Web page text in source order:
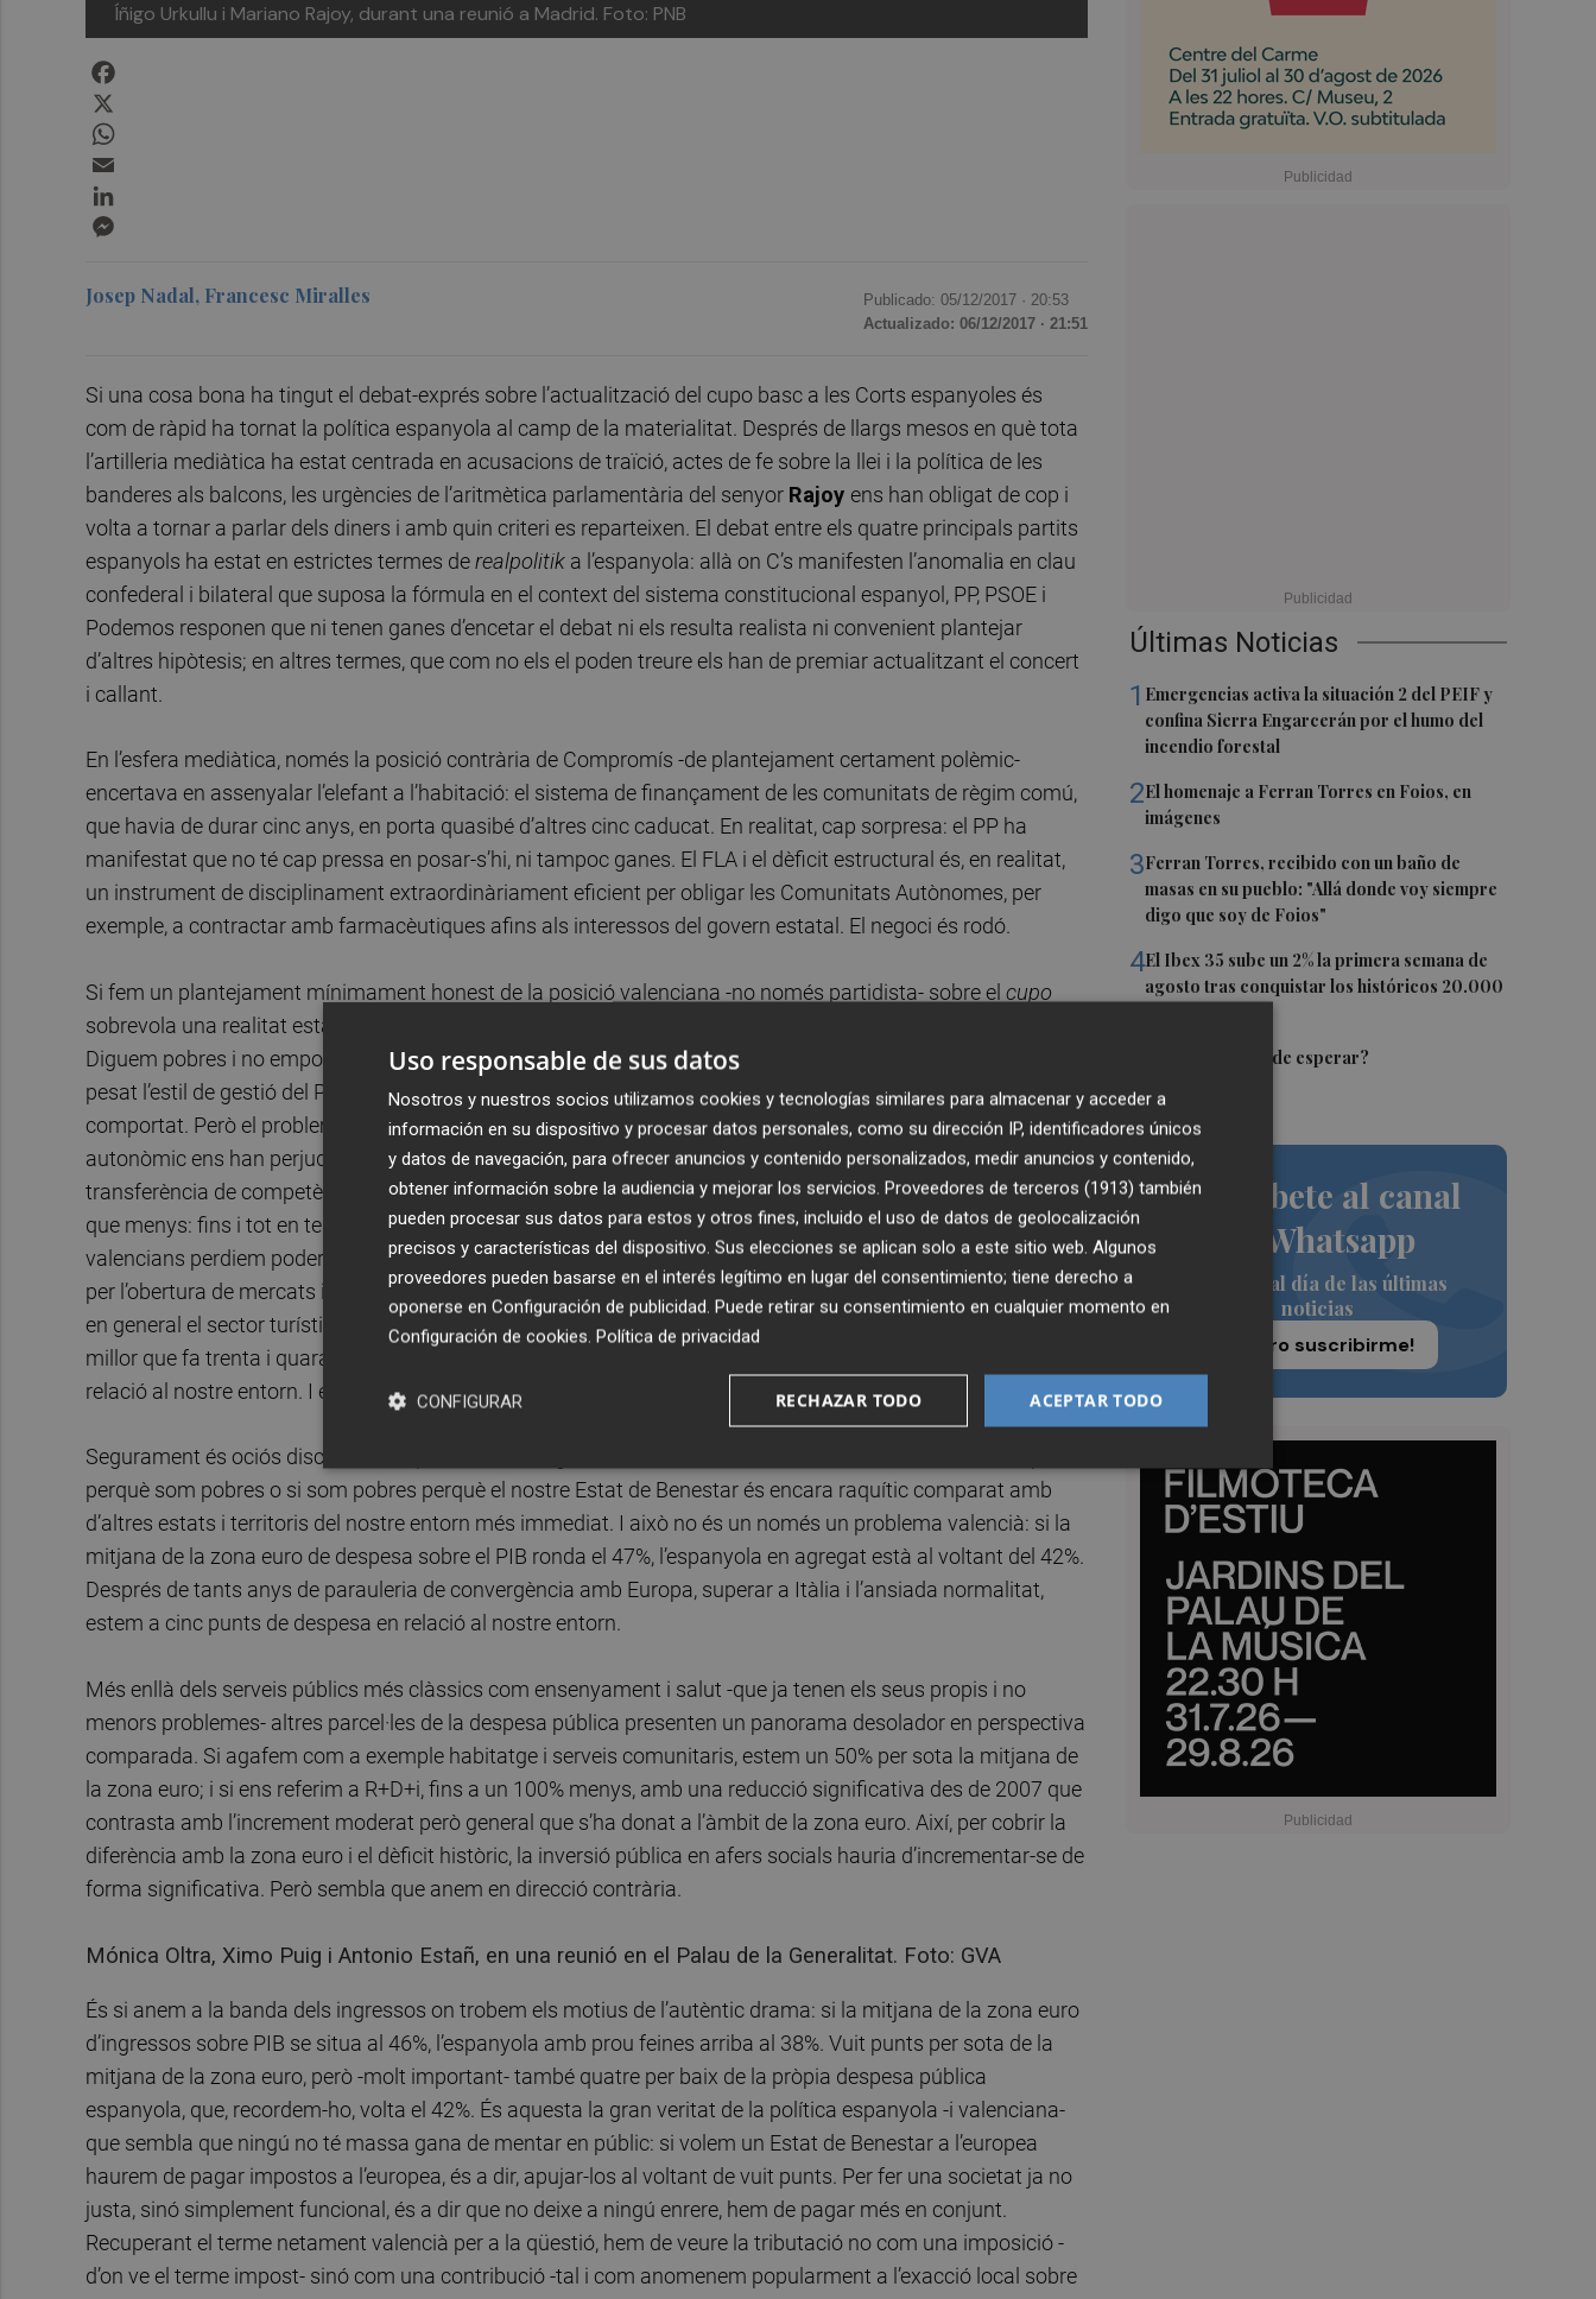
Íñigo Urkullu i Mariano Rajoy, durant una reunió a Madrid. Foto: PNB
Últimas Noticias
1 Emergencias activa la situación 2 del PEIF y
confina Sierra Engarcerán por el humo del
incendio forestal
2El homenaje a Ferran Torres en Foios, en
imágenes
3Ferran Torres, recibido con un baño de
masas en su pueblo: "Allá donde voy siempre
digo que soy de Foios"
4El Ibex 35 sube un 2% la primera semana de
agosto tras conquistar los históricos 20.000
¿El Pacífico puede esperar?
Suscríbete al canal
de Whatsapp
Siempre al día de las últimas
noticias
¡Quiero suscribirme!
Josep Nadal, Francesc Miralles Publicado: 05/12/2017 · 20:53
Actualizado: 06/12/2017 · 21:51
Si una cosa bona ha tingut el debat-exprés sobre l’actualització del cupo basc a les Corts espanyoles és
com de ràpid ha tornat la política espanyola al camp de la materialitat. Després de llargs mesos en què tota
l’artilleria mediàtica ha estat centrada en acusacions de traïció, actes de fe sobre la llei i la política de les
banderes als balcons, les urgències de l’aritmètica parlamentària del senyor Rajoy ens han obligat de cop i
volta a tornar a parlar dels diners i amb quin criteri es reparteixen. El debat entre els quatre principals partits
espanyols ha estat en estrictes termes derealpolitik a l’espanyola: allà on C’s manifesten l’anomalia en clau
confederal i bilateral que suposa la fórmula en el context del sistema constitucional espanyol, PP, PSOE i
Podemos responen que ni tenen ganes d’encetar el debat ni els resulta realista ni convenient plantejar
d’altres hipòtesis; en altres termes, que com no els el poden treure els han de premiar actualitzant el concert
i callant.
En l’esfera mediàtica, només la posició contrària de Compromís -de plantejament certament polèmic-
encertava en assenyalar l’elefant a l’habitació: el sistema de finançament de les comunitats de règim comú,
que havia de durar cinc anys, en porta quasibé d’altres cinc caducat. En realitat, cap sorpresa: el PP ha
manifestat que no té cap pressa en posar-s’hi, ni tampoc ganes. El FLA i el dèficit estructural és, en realitat,
un instrument de disciplinament extraordinàriament eficient per obligar les Comunitats Autònomes, per
exemple, a contractar amb farmacèutiques afins als interessos del govern estatal. El negoci és rodó.
Si fem un plantejament mínimament honest de la posició valenciana -no només partidista- sobre el cupo
sobrevola una realitat estadística que ningú no planteja obertament i en veu alta: els valencians som pobres.
Diguem pobres i no empobrits, per bé que també és cert: la crisi ens ha afectat negativament. També ha
pesat l’estil de gestió del Partit Popular en les últimes dècades, i la hipoteca econòmica i reputacional que ha
comportat. Però el problema ve de més enllà: és ben cert que els successius sistemes de finançament
autonòmic ens han perjudicat; també el càlcul de les inversions de l’Estat i els béns a l’hora de la
transferència de competències i diversos motius que ja s’han explicat moltes vegades. Però també d’altres
que menys: fins i tot en temps de bonança econòmica, de la gran bombolla de finals dels 90 i els 2000 els
valencians perdiem poder adquisitiu. Hi poden pesar molts factors: el desmantellament del teixit industrial
per l’obertura de mercats i les condicions d’entrada a la UE, els efectes de la implantació de l’euro o el fet que
en general el sector turístic i immobiliari genera llocs de treball de baixos salaris i baixa qualificació. Si, vivim
millor que fa trenta i quaranta anys en termes absoluts, però no hem parat de perdre pes econòmic en
relació al nostre entorn. I en parlem molt poc.
Segurament és ociós discutir si fou primer l’ou o la gallina: si tenim un Estat de Benestar subdesenvolupat
perquè som pobres o si som pobres perquè el nostre Estat de Benestar és encara raquític comparat amb
d’altres estats i territoris del nostre entorn més immediat. I això no és un només un problema valencià: si la
mitjana de la zona euro de despesa sobre el PIB ronda el 47%, l’espanyola en agregat està al voltant del 42%.
Després de tants anys de parauleria de convergència amb Europa, superar a Itàlia i l’ansiada normalitat,
estem a cinc punts de despesa en relació al nostre entorn.
Més enllà dels serveis públics més clàssics com ensenyament i salut -que ja tenen els seus propis i no
menors problemes- altres parcel·les de la despesa pública presenten un panorama desolador en perspectiva
comparada. Si agafem com a exemple habitatge i serveis comunitaris, estem un 50% per sota la mitjana de
la zona euro; i si ens referim a R+D+i, fins a un 100% menys, amb una reducció significativa des de 2007 que
contrasta amb l’increment moderat però general que s’ha donat a l’àmbit de la zona euro. Així, per cobrir la
diferència amb la zona euro i el dèficit històric, la inversió pública en afers socials hauria d’incrementar-se de
forma significativa. Però sembla que anem en direcció contrària.
Mónica Oltra, Ximo Puig i Antonio Estañ, en una reunió en el Palau de la Generalitat. Foto: GVA
És si anem a la banda dels ingressos on trobem els motius de l’autèntic drama: si la mitjana de la zona euro
d’ingressos sobre PIB se situa al 46%, l’espanyola amb prou feines arriba al 38%. Vuit punts per sota de la
mitjana de la zona euro, però -molt important- també quatre per baix de la pròpia despesa pública
espanyola, que, recordem-ho, volta el 42%. És aquesta la gran veritat de la política espanyola -i valenciana-
que sembla que ningú no té massa gana de mentar en públic: si volem un Estat de Benestar a l’europea
haurem de pagar impostos a l’europea, és a dir, apujar-los al voltant de vuit punts. Per fer una societat ja no
justa, sinó simplement funcional, és a dir que no deixe a ningú enrere, hem de pagar més en conjunt.
Recuperant el terme netament valencià per a la qüestió, hem de veure la tributació no com una imposició -
d’on ve el terme impost- sinó com una contribució -tal i com anomenem popularment a l’exacció local sobre
Uso responsable de sus datos
Nosotros y nuestros socios utilizamos cookies y tecnologías similares para almacenar y acceder a
información en su dispositivo y procesar datos personales, como su dirección IP, identificadores únicos
y datos de navegación, para ofrecer anuncios y contenido personalizados, medir anuncios y contenido,
obtener información sobre la audiencia y mejorar los servicios. Proveedores de terceros (1913) también
pueden procesar sus datos para estos y otros fines, incluido el uso de datos de geolocalización
precisos y características del dispositivo. Sus elecciones se aplican solo a este sitio web. Algunos
proveedores pueden basarse en el interés legítimo en lugar del consentimiento; tiene derecho a
oponerse en Configuración de publicidad. Puede retirar su consentimiento en cualquier momento en
Configuración de cookies. Política de privacidad
ACEPTAR TODO
RECHAZAR TODO
CONFIGURAR